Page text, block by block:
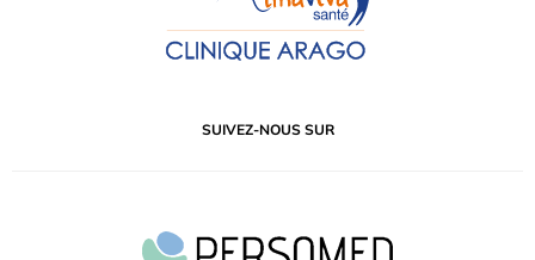
SUIVEZ-NOUS SUR